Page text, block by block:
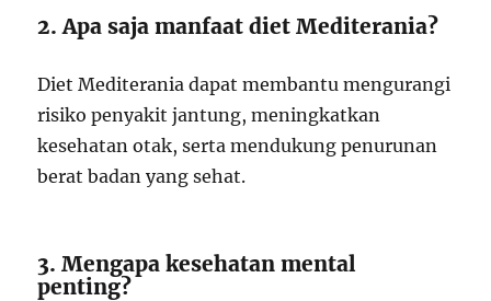
2. Apa saja manfaat diet Mediterania?
Diet Mediterania dapat membantu mengurangi
risiko penyakit jantung, meningkatkan
kesehatan otak, serta mendukung penurunan
berat badan yang sehat.
3. Mengapa kesehatan mental
penting?